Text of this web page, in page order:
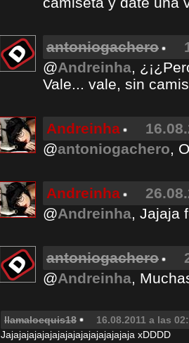
antoniogachero
@Andreinha,
Vale... vale, sin
Andreinha
@antoniogachero,
Andreinha
@Andreinha, Jajaja
antoniogachero
@Andreinha,
llamaloequis18
16.08.2011 a las
Jajajajajajajajajajajajajajajajaja xDDDD